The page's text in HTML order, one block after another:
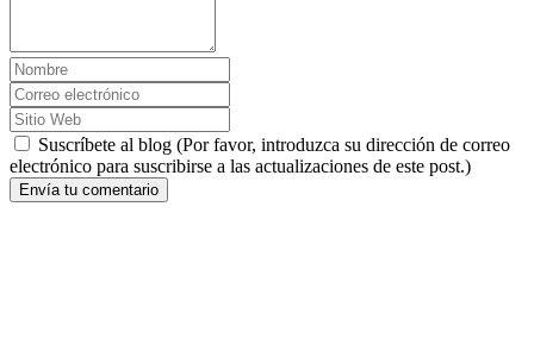
Suscríbete al blog (Por favor, introduzca su dirección de correo
electrónico para suscribirse a las actualizaciones de este post.)
Envía tu comentario